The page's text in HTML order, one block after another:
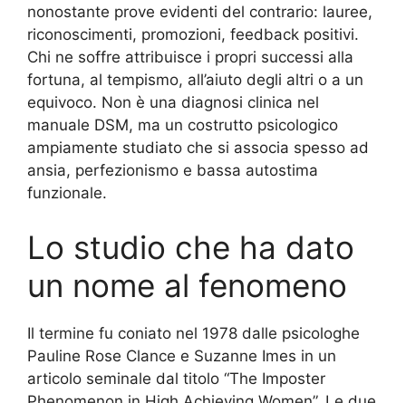
nonostante prove evidenti del contrario: lauree,
riconoscimenti, promozioni, feedback positivi.
Chi ne soffre attribuisce i propri successi alla
fortuna, al tempismo, all’aiuto degli altri o a un
equivoco. Non è una diagnosi clinica nel
manuale DSM, ma un costrutto psicologico
ampiamente studiato che si associa spesso ad
ansia, perfezionismo e bassa autostima
funzionale.
Lo studio che ha dato
un nome al fenomeno
Il termine fu coniato nel 1978 dalle psicologhe
Pauline Rose Clance e Suzanne Imes in un
articolo seminale dal titolo “The Imposter